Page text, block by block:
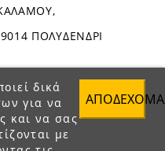
δικά
για να
και να σας
με
ΠΟΛΥΔΕΝΔΡΙ